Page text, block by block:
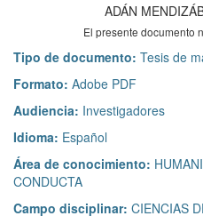
ADÁN
El presente documento
Tipo de documento: Tesis de
Formato: Adobe PDF
Audiencia: Investigadores
Idioma: Español
Área de conocimiento:
CONDUCTA
Campo disciplinar: CIENCIAS